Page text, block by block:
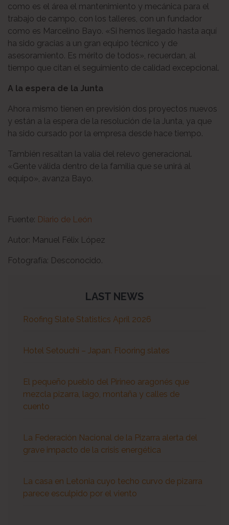
como es el área el mantenimiento y mecánica para el
trabajo de campo, con los talleres, con un fundador
como es Marcelino Bayo. «Si hemos llegado hasta aquí
ha sido gracias a un gran equipo técnico y de
asesoramiento. Es mérito de todos», recuerdan, al
tiempo que citan el seguimiento de calidad excepcional.
A la espera de la Junta
Ahora mismo tienen en previsión dos proyectos nuevos
y están a la espera de la resolución de la Junta, ya que
ha sido cursado por la empresa desde hace tiempo.
También resaltan la valía del relevo generacional.
«Gente válida dentro de la familia que se unirá al
equipo», avanza Bayo.
Fuente: Diario de León
Autor: Manuel Félix López
Fotografía: Desconocido.
LAST NEWS
Roofing Slate Statistics April 2026
Hotel Setouchi – Japan. Flooring slates
El pequeño pueblo del Pirineo aragonés que
mezcla pizarra, lago, montaña y calles de
cuento
La Federación Nacional de la Pizarra alerta del
grave impacto de la crisis energética
La casa en Letonia cuyo techo curvo de pizarra
parece esculpido por el viento